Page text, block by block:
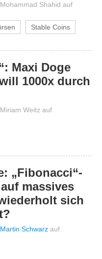
Mohammad Shahid auf
Stable Coins
Maxi Doge
1000x durch
Miriam Weitz auf
„Fibonacci“-
massives
sich
Martin Schwarz auf